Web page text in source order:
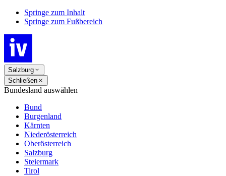
Springe zum Inhalt
Springe zum Fußbereich
Salzburg
Schließen
Bundesland auswählen
Bund
Burgenland
Kärnten
Niederösterreich
Oberösterreich
Salzburg
Steiermark
Tirol